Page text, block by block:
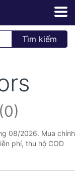
Tìm kiếm
(0)
08/2026. Mua chính
phí, thu hộ COD